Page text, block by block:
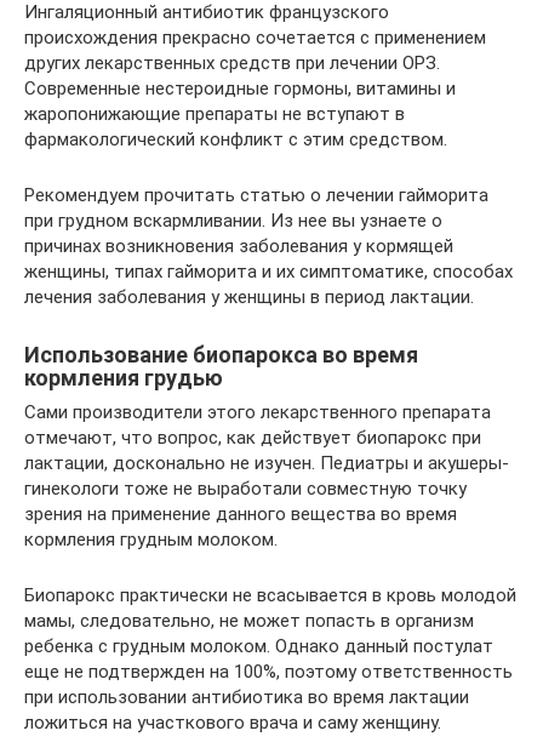
Ингаляционный антибиотик французского
происхождения прекрасно сочетается с применением
других лекарственных средств при лечении ОРЗ.
Современные нестероидные гормоны, витамины и
жаропонижающие препараты не вступают в
фармакологический конфликт с этим средством.
Рекомендуем прочитать статью о лечении гайморита
при грудном вскармливании. Из нее вы узнаете о
причинах возникновения заболевания у кормящей
женщины, типах гайморита и их симптоматике, способах
лечения заболевания у женщины в период лактации.
Использование биопарокса во время
кормления грудью
Сами производители этого лекарственного препарата
отмечают, что вопрос, как действует биопарокс при
лактации, досконально не изучен. Педиатры и акушеры-
гинекологи тоже не выработали совместную точку
зрения на применение данного вещества во время
кормления грудным молоком.
Биопарокс практически не всасывается в кровь молодой
мамы, следовательно, не может попасть в организм
ребенка с грудным молоком. Однако данный постулат
еще не подтвержден на 100%, поэтому ответственность
при использовании антибиотика во время лактации
ложиться на участкового врача и саму женщину.